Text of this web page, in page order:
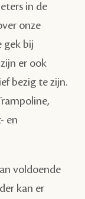
in de
onze
gek bij
er ook
bezig te zijn.
en
voldoende
kan er